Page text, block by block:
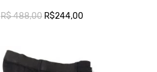
R$ 488,00R$244,00